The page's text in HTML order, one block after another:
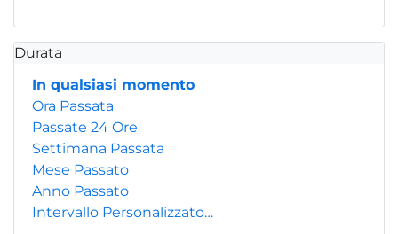
Durata
In qualsiasi momento
Ora Passata
Passate 24 Ore
Settimana Passata
Mese Passato
Anno Passato
Intervallo Personalizzato…